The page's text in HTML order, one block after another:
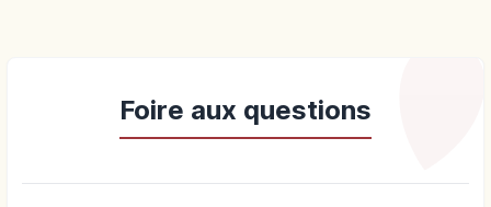
Foire aux questions